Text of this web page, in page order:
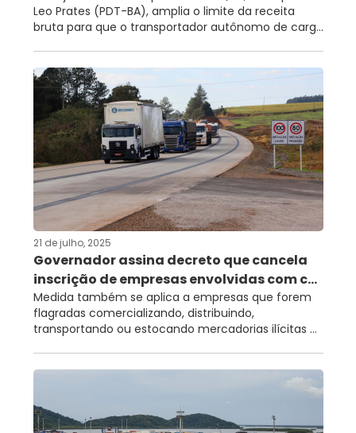
Leo Prates (PDT-BA), amplia o limite da receita
bruta para que o transportador autônomo de carg...
21 de julho, 2025
Governador assina decreto que cancela
inscrição de empresas envolvidas com c...
Medida também se aplica a empresas que forem
flagradas comercializando, distribuindo,
transportando ou estocando mercadorias ilícitas ...